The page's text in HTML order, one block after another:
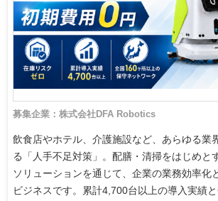
募集企業：株式会社DFA Robotics
飲食店やホテル、介護施設など、あらゆる業
る「人手不足対策」。配膳・清掃をはじめと
ソリューションを通じて、企業の業務効率化
ビジネスです。累計4,700台以上の導入実績